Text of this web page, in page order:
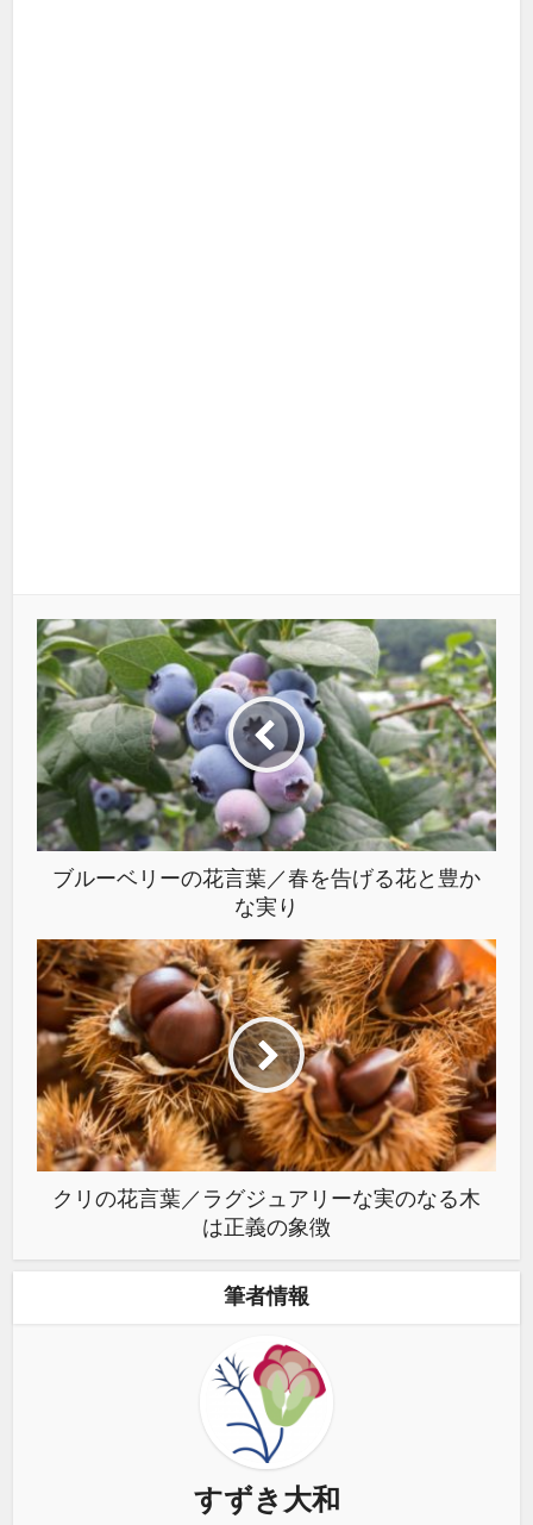
ブルーベリーの花言葉／春を告げる花と豊か
な実り
クリの花言葉／ラグジュアリーな実のなる木
は正義の象徴
筆者情報
すずき大和